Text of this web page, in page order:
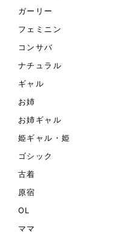
ガーリー
フェミニン
コンサバ
ナチュラル
ギャル
お姉
お姉ギャル
姫ギャル・姫
ゴシック
古着
原宿
OL
ママ